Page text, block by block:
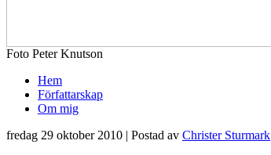
Foto Peter Knutson
Hem
Författarskap
Om mig
fredag 29 oktober 2010 | Postad av Christer Sturmark